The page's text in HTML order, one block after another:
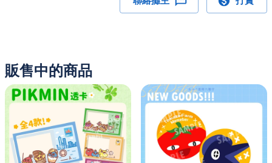
販售中的商品